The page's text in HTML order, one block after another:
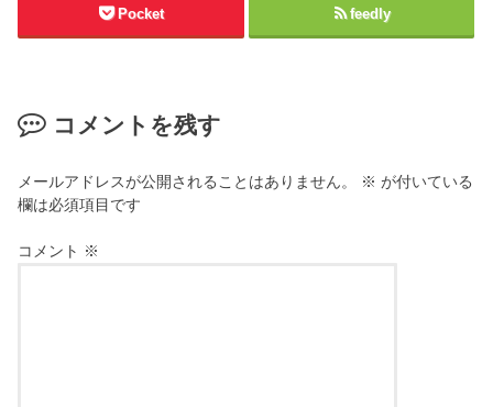
Pocket feedly
コメントを残す
メールアドレスが公開されることはありません。 ※ が付いている
欄は必須項目です
コメント ※